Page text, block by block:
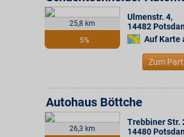
25,8 km
5%
Ulmenstr. 4,
14482
Auf Karte
Zum
26,3 km
Autohaus Böttche
Trebbiner Str.
14480